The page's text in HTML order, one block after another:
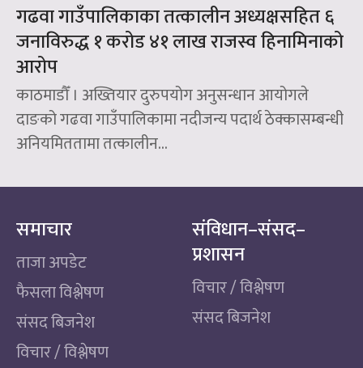
गढवा गाउँपालिकाका तत्कालीन अध्यक्षसहित ६
जनाविरुद्ध १ करोड ४१ लाख राजस्व हिनामिनाको
आरोप
काठमाडौँ । अख्तियार दुरुपयोग अनुसन्धान आयोगले
दाङको गढवा गाउँपालिकामा नदीजन्य पदार्थ ठेक्कासम्बन्धी
अनियमिततामा तत्कालीन...
समाचार
ताजा अपडेट
फैसला विश्लेषण
संसद बिजनेश
विचार / विश्लेषण
संविधान–संसद–
प्रशासन
विचार / विश्लेषण
संसद बिजनेश